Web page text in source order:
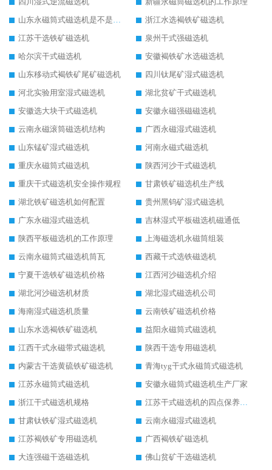
山东永磁筒式磁选机是不是强磁
浙江水选褐铁矿磁选机
江苏干选铁矿磁选机
泉州干式强磁选机
哈尔滨干式磁选机
安徽褐铁矿水选磁选机
山东移动式褐铁矿尾矿磁选机
四川钛尾矿湿式磁选机
河北实验用室湿式磁选机
湖北贫矿干式磁选机
安徽选大块干式磁选机
安徽永磁强磁磁选机
云南永磁滚筒磁选机结构
广西永磁湿式磁选机
山东锰矿湿式磁选机
河南永磁式磁选机
重庆永磁筒式磁选机
陕西河沙干式磁选机
重庆干式磁选机安全操作规程
甘肃铁矿磁选机生产线
湖北铁矿磁选机如何配置
贵州黑钨矿湿式磁选机
广东永磁湿式磁选机
吉林湿式平板磁选机磁通低
陕西平板磁选机的工作原理
上海磁选机永磁筒组装
云南永磁筒式磁选机筒瓦
西藏干式选铁磁选机
宁夏干选铁矿磁选机价格
江西河沙磁选机介绍
湖北河沙磁选机材质
湖北湿式磁选机公司
海南湿式磁选机质量
云南铁矿磁选机价格
山东水选褐铁矿磁选机
益阳永磁筒式磁选机
江西干式永磁带式磁选机
陕西干选专用磁选机
内蒙古干选黄硫铁矿磁选机
青海tyg干式永磁筒式磁选机
江苏永磁筒式磁选机
安徽永磁筒式磁选机生产厂家
浙江干式磁选机规格
江苏干式磁选机的四点保养秘籍
甘肃钛铁矿湿式磁选机
云南永磁湿式磁选机
江苏褐铁矿专用磁选机
广西褐铁矿磁选机
大连强磁干选磁选机
佛山贫矿干选磁选机